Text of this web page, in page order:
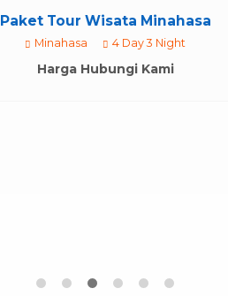
Paket Tour Wisata Minahasa
Minahasa 4 Day 3 Night
Harga Hubungi Kami